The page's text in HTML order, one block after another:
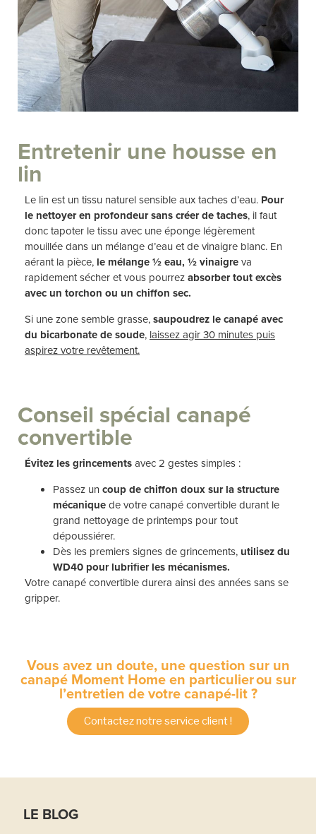
Entretenir une housse en
lin
Le lin est un tissu naturel sensible aux taches d’eau. Pour
le nettoyer en profondeur sans créer de taches, il faut
donc tapoter le tissu avec une éponge légèrement
mouillée dans un mélange d’eau et de vinaigre blanc. En
aérant la pièce, le mélange ½ eau, ½ vinaigreva
rapidement sécher et vous pourrezabsorber tout excès
avec un torchon ou un chiffon sec.
Si une zone semble grasse,saupoudrez le canapé avec
du bicarbonate de soude, laissez agir 30 minutes puis
aspirez votre revêtement.
Conseil spécial canapé
convertible
Évitez les grincementsavec 2 gestes simples :
Passez uncoup de chiffon doux sur la structure
mécaniquede votre canapé convertible durant le
grand nettoyage de printemps pour tout
dépoussiérer.
Dès les premiers signes de grincements, utilisez du
WD40 pour lubrifier les mécanismes.
Votre canapé convertible durera ainsi des années sans se
gripper.
Vous avez un doute, une question sur un
canapé Moment Home en particulier ou sur
l’entretien de votre canapé-lit ?
Contactez notre service client !
LE BLOG